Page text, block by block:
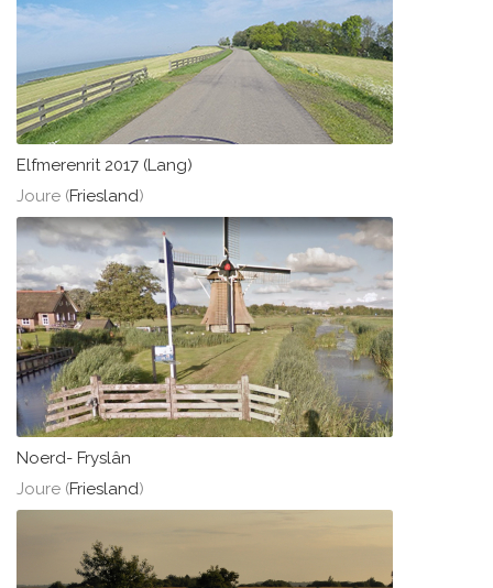
Elfmerenrit 2017 (Lang)
Joure (Friesland)
Noerd- Fryslân
Joure (Friesland)